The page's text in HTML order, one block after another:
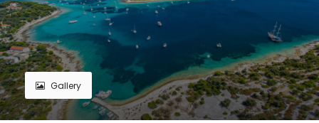
Gallery